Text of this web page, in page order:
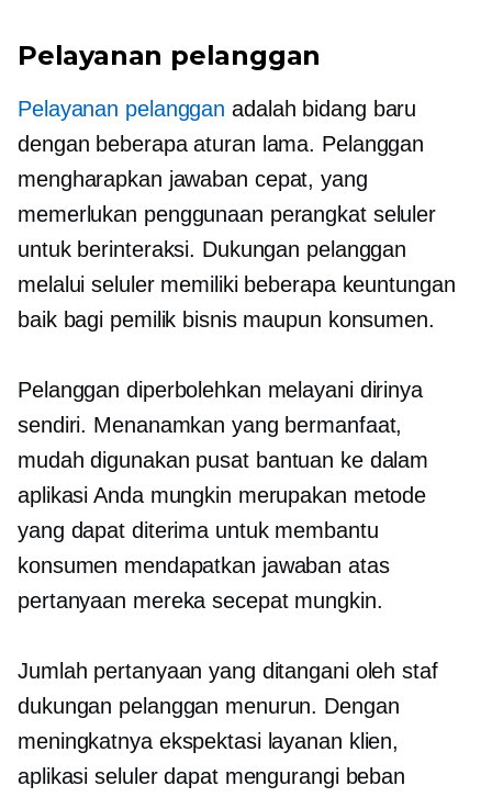
Pelayanan pelanggan
Pelayanan pelanggan adalah bidang baru
dengan beberapa aturan lama. Pelanggan
mengharapkan jawaban cepat, yang
memerlukan penggunaan perangkat seluler
untuk berinteraksi. Dukungan pelanggan
melalui seluler memiliki beberapa keuntungan
baik bagi pemilik bisnis maupun konsumen.
Pelanggan diperbolehkan melayani dirinya
sendiri. Menanamkan yang bermanfaat,
mudah digunakan pusat bantuan ke dalam
aplikasi Anda mungkin merupakan metode
yang dapat diterima untuk membantu
konsumen mendapatkan jawaban atas
pertanyaan mereka secepat mungkin.
Jumlah pertanyaan yang ditangani oleh staf
dukungan pelanggan menurun. Dengan
meningkatnya ekspektasi layanan klien,
aplikasi seluler dapat mengurangi beban